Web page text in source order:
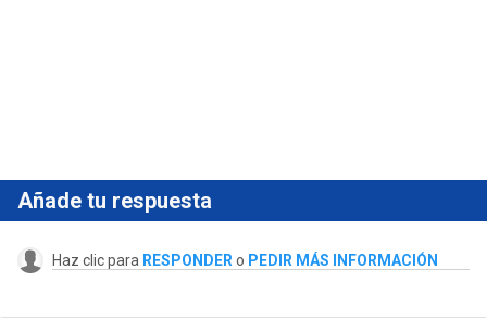
Añade tu respuesta
Haz clic para RESPONDER o PEDIR MÁS INFORMACIÓN